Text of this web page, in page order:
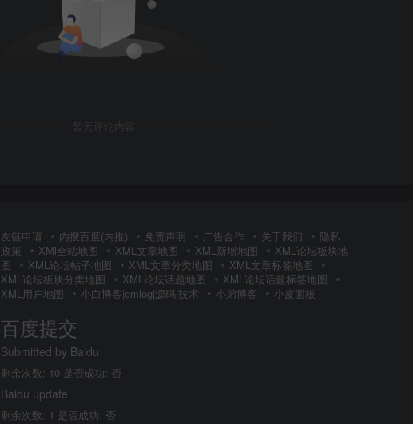
暂无评论内容
友链申请 内搜百度(内推) 免责声明 广告合作 关于我们
隐私
政策
XMl全站地图 XML文章地图 XML新增地图
XML论坛板块地
图
XML论坛帖子地图 XML文章分类地图
XML文章标签地图
XML论坛板块分类地图
XML论坛话题地图
XML论坛话题标签地图
XML用户地图
小白博客|emlog|源码|技术 小弟博客 小皮面板
百度提交
Submitted by Baidu
剩余次数: 10 是否成功: 否
Baidu update
剩余次数: 1 是否成功: 否